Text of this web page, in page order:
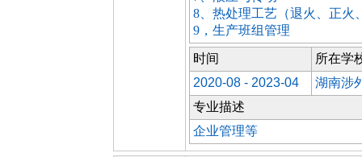
8、热处理工艺（退火、正火
9，生产班组管理
时间
所在学
2020-08 - 2023-04
湖南涉
专业描述
企业管理等